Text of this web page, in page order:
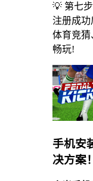
💡 第七
注册成功
体育竞猜
畅玩!
手机安
决方案